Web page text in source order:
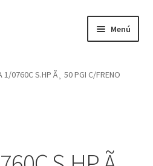
Menú
1/0760C S.HP Ã¸ 50 PGI C/FRENO